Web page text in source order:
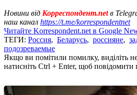
Новини від Корреспондент.netв
наш канал https://t.me/korrespondentnet
Читайте Korrespondent.net в Google
ТЕГИ: Россия, Беларусь, россияне,
подозреваемые
Якщо ви помітили помилку, виділіть
натисніть Ctrl + Enter, щоб повідомити